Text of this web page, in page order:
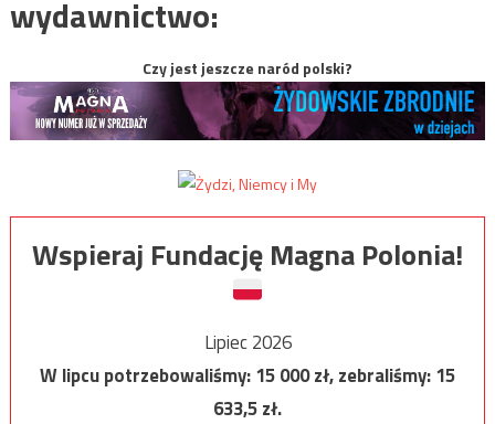
wydawnictwo:
Czy jest jeszcze naród polski?
Wspieraj Fundację Magna Polonia!
Lipiec 2026
W lipcu potrzebowaliśmy:15 000zł, zebraliśmy:15
633,5zł.